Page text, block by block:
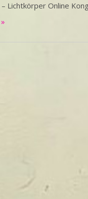
Lichtkörper Online